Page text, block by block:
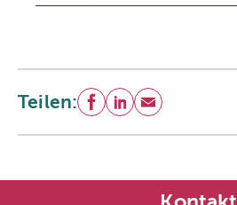
Teilen: Facebook
LinkedIn
E-Mail